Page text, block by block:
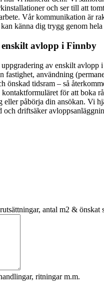
och ser till att
Vår kommunikation är
känna dig trygg genom hela
avlopp i Finnby
av enskilt avlopp
fastighet, användning
önskad tidsram – så
för att boka
eller påbörja din ansökan. Vi
och driftsäker
antal m2 & önskat
ritningar m.m.